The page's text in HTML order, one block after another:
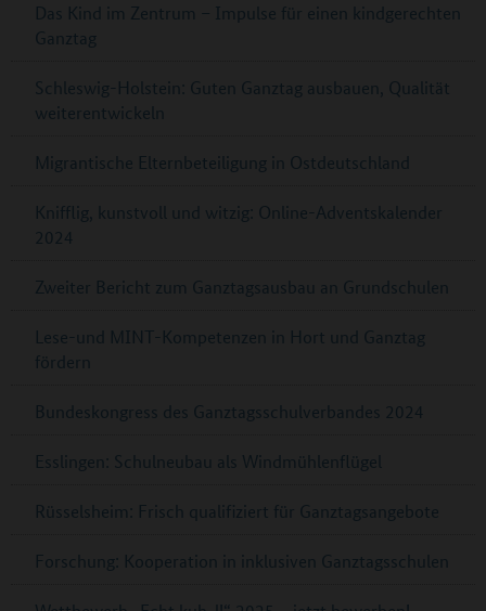
Das Kind im Zentrum – Impulse für einen kindgerechten
Ganztag
Schleswig-Holstein: Guten Ganztag ausbauen, Qualität
weiterentwickeln
Migrantische Elternbeteiligung in Ostdeutschland
Knifflig, kunstvoll und witzig: Online-Adventskalender
2024
Zweiter Bericht zum Ganztagsausbau an Grundschulen
Lese-und MINT-Kompetenzen in Hort und Ganztag
fördern
Bundeskongress des Ganztagsschulverbandes 2024
Esslingen: Schulneubau als Windmühlenflügel
Rüsselsheim: Frisch qualifiziert für Ganztagsangebote
Forschung: Kooperation in inklusiven Ganztagsschulen